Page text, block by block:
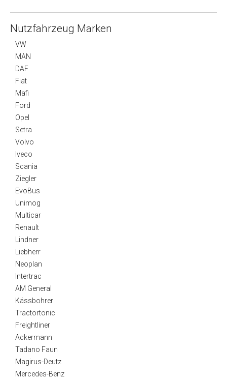
Nutzfahrzeug Marken
VW
MAN
DAF
Fiat
Mafi
Ford
Opel
Setra
Volvo
Iveco
Scania
Ziegler
EvoBus
Unimog
Multicar
Renault
Lindner
Liebherr
Neoplan
Intertrac
AM General
Kässbohrer
Tractortonic
Freightliner
Ackermann
Tadano Faun
Magirus-Deutz
Mercedes-Benz